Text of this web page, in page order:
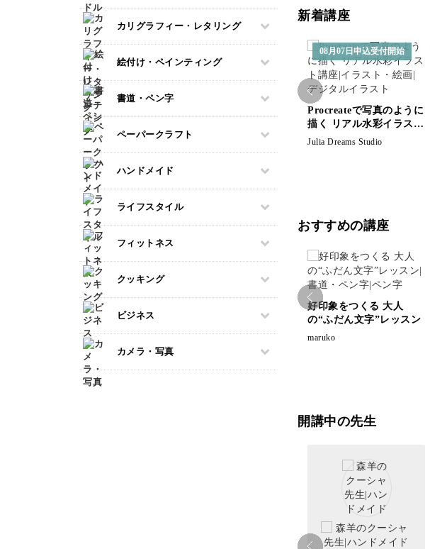
油絵
水彩画
デジタルイラスト
日本画
ネイルケア
ジェルネイル
プラバンアクセサリー
クレイ
レジンアクセサリー
ワイヤーアクセサリー
ビーズアクセサリー
すべて
キャンドルホルダー
マーブルキャンドル
スイーツキャンドル
ソイキャンドル
ジェルキャンドル
ボタニカルキャンドル
韓国キャンドル
アロマキャンドル
サシェ
カリグラフィー・レタリング
すべて
カリグラフィー
レタリング
絵付け・ペインティング
すべて
ポーセラーツ
トールペイント
上絵付け
書道・ペン字
すべて
ペン字
筆文字
ペーパークラフト
すべて
ペーパーアート
切り絵
ラッピング
折り紙
カルトナージュ
ハンドメイド
すべて
石鹸作り
羊毛フェルト
カービング
つまみ細工
水引
レザークラフト
消しゴムはんこ
クラフト
ライフスタイル
すべて
整理収納・片付け
多肉植物
占い
金継ぎ
フラワーアレンジメント
手帳・ノート
アロマ・ハーブ
フィットネス
すべて
フィットネス
ダンス
ピラティス
ヨガ
クッキング
すべて
アイシングクッキー
パン
洋菓子
ビジネス
すべて
マネー
ブランディング
カメラ・写真
すべて
新着講座
08月07日申込受付開始
Procreateで写真のように
描く リアル水彩イラスト
講座
Julia Dreams Studio
おすすめの講座
好印象をつくる 大人
の“ふだん文字”レッスン
maruko
開講中の先生